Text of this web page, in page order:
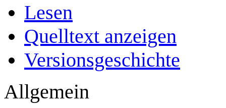
Lesen
Quelltext anzeigen
Versionsgeschichte
Allgemein